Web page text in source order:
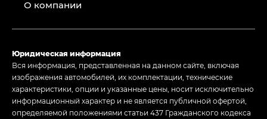
О компании
Юридическая информация
Вся информация, представленная на данном сайте, включая
изображения автомобилей, их комплектации, технические
характеристики, опции и указанные цены, носит исключительно
информационный характер и не является публичной офертой,
определяемой положениями статьи 437 Гражданского кодекса